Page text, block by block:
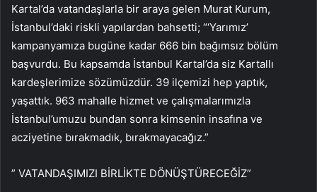
Kartal’da vatandaşlarla bir araya gelen Murat Kurum,
İstanbul’daki riskli yapılardan bahsetti; “‘Yarımız’
kampanyamıza bugüne kadar 666 bin bağımsız bölüm
başvurdu. Bu kapsamda İstanbul Kartal’da siz Kartallı
kardeşlerimize sözümüzdür. 39 ilçemizi hep yaptık,
yaşattık. 963 mahalle hizmet ve çalışmalarımızla
İstanbul’umuzu bundan sonra kimsenin insafına ve
acziyetine bırakmadık, bırakmayacağız.”
” VATANDAŞIMIZI BİRLİKTE DÖNÜŞTÜRECEĞİZ”